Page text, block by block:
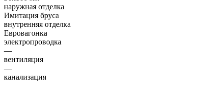
наружная отделка
Имитация бруса
внутренняя отделка
Евровагонка
электропроводка
—
вентиляция
—
канализация